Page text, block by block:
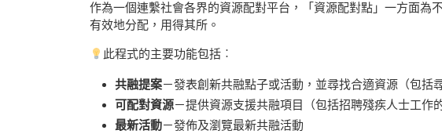
作為一個連繫社會各界的資源配對平台，「資源配對點」一方面
有效地分配，用得其所。
此程式的主要功能包括︰
共融提案－發表創新共融點子或活動，並尋找合適資源（包括
可配對資源－提供資源支援共融項目（包括招聘殘疾人士工作的
最新活動－發佈及瀏覽最新共融活動